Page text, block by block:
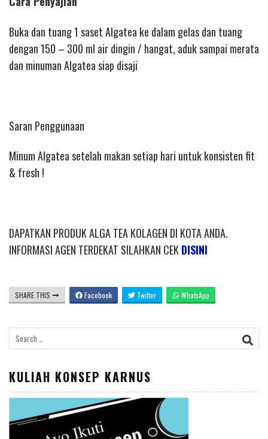
Buka dan tuang 1 saset Algatea ke dalam gelas dan tuang
dengan 150 – 300 ml air dingin / hangat, aduk sampai merata
dan minuman Algatea siap disaji
Saran Penggunaan
Minum Algatea setelah makan setiap hari untuk konsisten fit
& fresh !
DAPATKAN PRODUK ALGA TEA KOLAGEN DI KOTA ANDA.
INFORMASI AGEN TERDEKAT SILAHKAN CEKDISINI
SHARE THIS Facebook Twitter WhatsApp
Search
for:
KULIAH KONSEP KARNUS